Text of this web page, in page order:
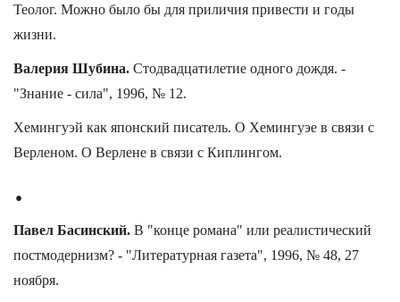
Теолог. Можно было бы для приличия привести и годы
жизни.
Валерия Шубина. Стодвадцатилетие одного дождя. -
"Знание - сила", 1996, № 12.
Хемингуэй как японский писатель. О Хемингуэе в связи с
Верленом. О Верлене в связи с Киплингом.
.
Павел Басинский. В "конце романа" или реалистический
постмодернизм? - "Литературная газета", 1996, № 48, 27
ноября.